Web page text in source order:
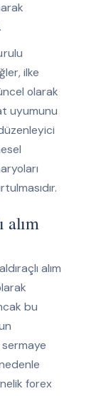
ilke
olarak
uyumunu
alım
alım
bu
forex